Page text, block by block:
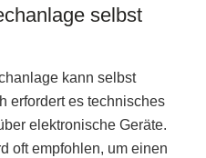
selbst
kann selbst
erfordert es technisches
elektronische Geräte.
oft empfohlen, um einen